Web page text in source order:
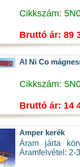
Cikkszám:
Bruttó ár: 89
Al Ni Co
Cikkszám:
Bruttó ár: 14
Amper kerék
Áram járta
Áramfelvétel: 2-